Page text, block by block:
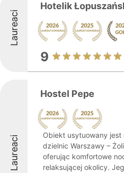
Laureaci
Hotelik
9
Laureaci
Hostel Pepe
Obiekt usytuowany
dzielnic Warszawy –
oferując komfortowe
relaksującej okolicy.